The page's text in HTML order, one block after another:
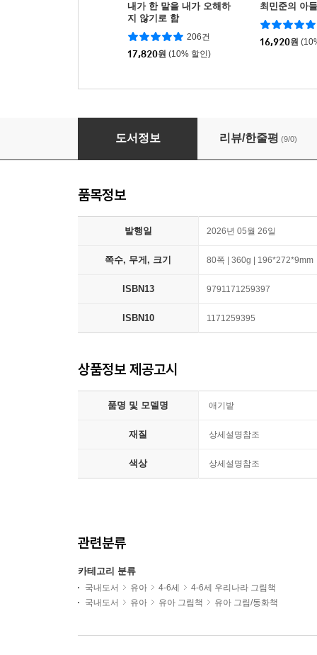
내가 한 말을 내가 오해하
지 않기로 함
206건
17,820원 (10% 할인)
최민준의 아
16,920원
도서정보 리뷰/한줄평 (9/0)
품목정보
발행일 2026년 05월 26일
쪽수, 무게, 크기 80쪽 | 360g | 196*272*9mm
ISBN13 9791171259397
ISBN10 1171259395
상품정보 제공고시
품명 및 모델명 애기밭
재질 상세설명참조
색상 상세설명참조
관련분류
카테고리 분류
국내도서 유아 4-6세
4-6세 우리나라 그림책
국내도서
유아 유아 그림책 유아 그림/동화책